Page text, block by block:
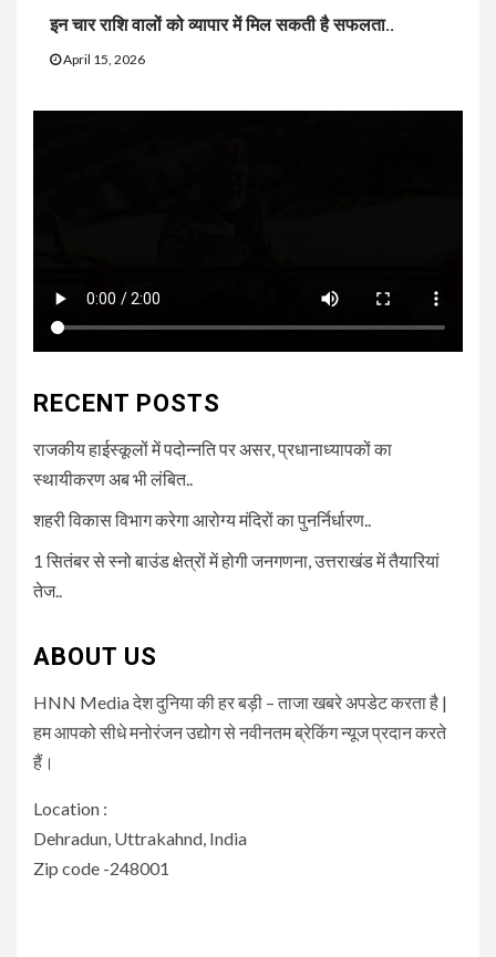
इन चार राशि वालों को व्यापार में मिल सकती है सफलता..
April 15, 2026
RECENT POSTS
राजकीय हाईस्कूलों में पदोन्नति पर असर, प्रधानाध्यापकों का
स्थायीकरण अब भी लंबित..
शहरी विकास विभाग करेगा आरोग्य मंदिरों का पुनर्निर्धारण..
1 सितंबर से स्नो बाउंड क्षेत्रों में होगी जनगणना, उत्तराखंड में तैयारियां
तेज..
ABOUT US
HNN Media देश दुनिया की हर बड़ी – ताजा खबरे अपडेट करता है |
हम आपको सीधे मनोरंजन उद्योग से नवीनतम ब्रेकिंग न्यूज प्रदान करते
हैं।
Location :
Dehradun, Uttrakahnd, India
Zip code -248001